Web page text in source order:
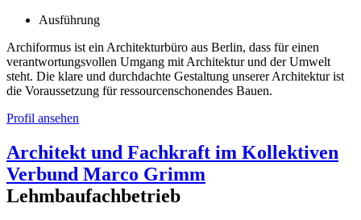
Ausführung
Archiformus ist ein Architekturbüro aus Berlin, dass für einen
verantwortungsvollen Umgang mit Architektur und der Umwelt
steht. Die klare und durchdachte Gestaltung unserer Architektur ist
die Voraussetzung für ressourcenschonendes Bauen.
Profil ansehen
Architekt und Fachkraft im Kollektiven
Verbund Marco Grimm
Lehmbaufachbetrieb